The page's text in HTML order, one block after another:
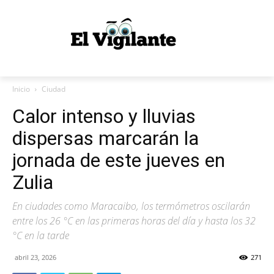
Inicio Ciudad
Calor intenso y lluvias
dispersas marcarán la
jornada de este jueves en
Zulia
En ciudades como Maracaibo, los termómetros oscilarán
entre los 26 °C en las primeras horas del día y hasta los 32
°C en la tarde
abril 23, 2026 271